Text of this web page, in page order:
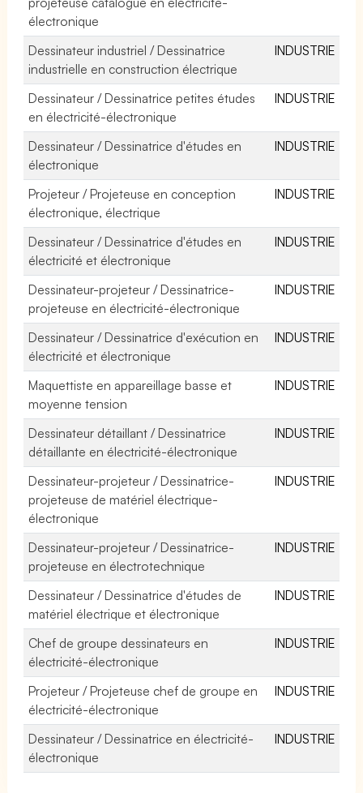
électronique
Dessinateur industriel / Dessinatrice
industrielle en construction électrique
INDUSTRIE
Dessinateur / Dessinatrice petites études
en électricité-électronique
INDUSTRIE
Dessinateur / Dessinatrice d'études en
électronique
INDUSTRIE
Projeteur / Projeteuse en conception
électronique, électrique
INDUSTRIE
Dessinateur / Dessinatrice d'études en
électricité et électronique
INDUSTRIE
Dessinateur-projeteur / Dessinatrice-
projeteuse en électricité-électronique
INDUSTRIE
Dessinateur / Dessinatrice d'exécution en
électricité et électronique
INDUSTRIE
Maquettiste en appareillage basse et
moyenne tension
INDUSTRIE
Dessinateur détaillant / Dessinatrice
détaillante en électricité-électronique
INDUSTRIE
Dessinateur-projeteur / Dessinatrice-
projeteuse de matériel électrique-
électronique
INDUSTRIE
Dessinateur-projeteur / Dessinatrice-
projeteuse en électrotechnique
INDUSTRIE
Dessinateur / Dessinatrice d'études de
matériel électrique et électronique
INDUSTRIE
Chef de groupe dessinateurs en
électricité-électronique
INDUSTRIE
Projeteur / Projeteuse chef de groupe en
électricité-électronique
INDUSTRIE
Dessinateur / Dessinatrice en électricité-
électronique
INDUSTRIE